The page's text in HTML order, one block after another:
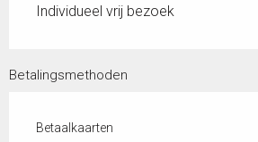
Individueel vrij bezoek
Betalingsmethoden
Betaalkaarten